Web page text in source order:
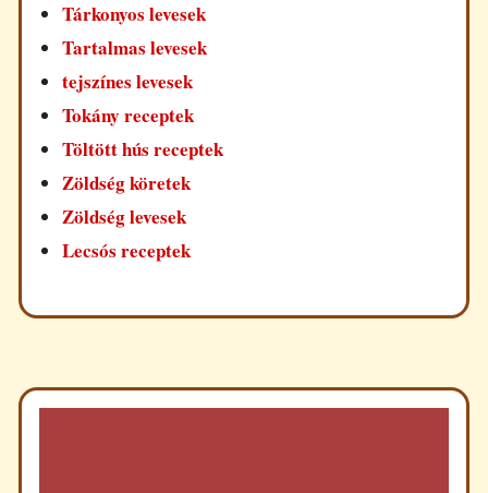
Tárkonyos levesek
Tartalmas levesek
tejszínes levesek
Tokány receptek
Töltött hús receptek
Zöldség köretek
Zöldség levesek
Lecsós receptek